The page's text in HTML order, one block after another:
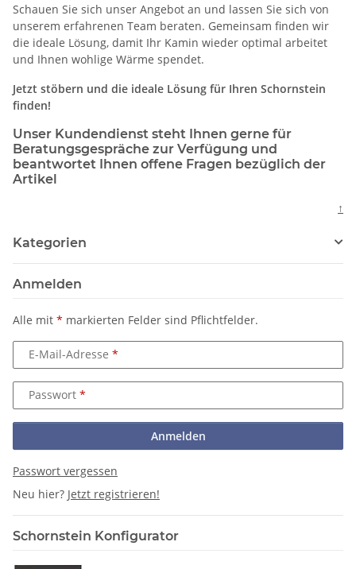
Schauen Sie sich unser Angebot an und lassen Sie sich von
unserem erfahrenen Team beraten. Gemeinsam finden wir
die ideale Lösung, damit Ihr Kamin wieder optimal arbeitet
und Ihnen wohlige Wärme spendet.
Jetzt stöbern und die ideale Lösung für Ihren Schornstein
finden!
Unser Kundendienst steht Ihnen gerne für
Beratungsgespräche zur Verfügung und
beantwortet Ihnen offene Fragen bezüglich der
Artikel
↑
Kategorien
Anmelden
Alle mit * markierten Felder sind Pflichtfelder.
E-Mail-Adresse
Passwort
Anmelden
Passwort vergessen
Neu hier? Jetzt registrieren!
Schornstein Konfigurator